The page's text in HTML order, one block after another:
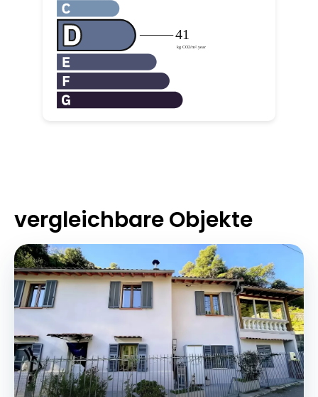
vergleichbare Objekte